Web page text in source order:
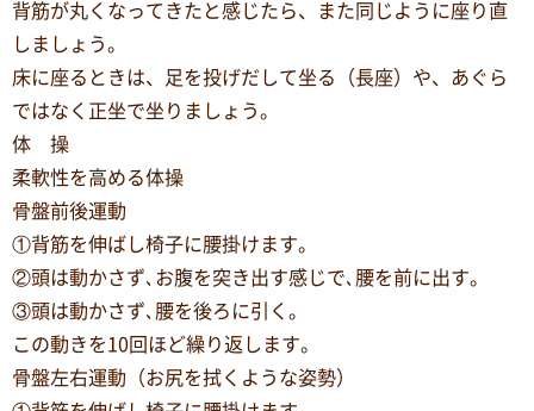
背筋が丸くなってきたと感じたら、また同じように座り直
しましょう。
床に座るときは、足を投げだして坐る（長座）や、あぐら
ではなく正坐で坐りましょう。
体 操
柔軟性を高める体操
骨盤前後運動
①背筋を伸ばし椅子に腰掛けます。
②頭は動かさず､お腹を突き出す感じで､腰を前に出す。
③頭は動かさず､腰を後ろに引く。
この動きを10回ほど繰り返します。
骨盤左右運動（お尻を拭くような姿勢）